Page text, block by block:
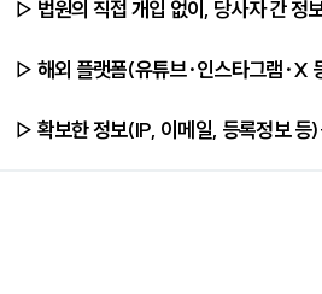
▷ 법원의 직접 개입 없이, 당사자 간 정
▷ 해외 플랫폼(유튜브·인스타그램·X
▷ 확보한 정보(IP, 이메일, 등록정보 등